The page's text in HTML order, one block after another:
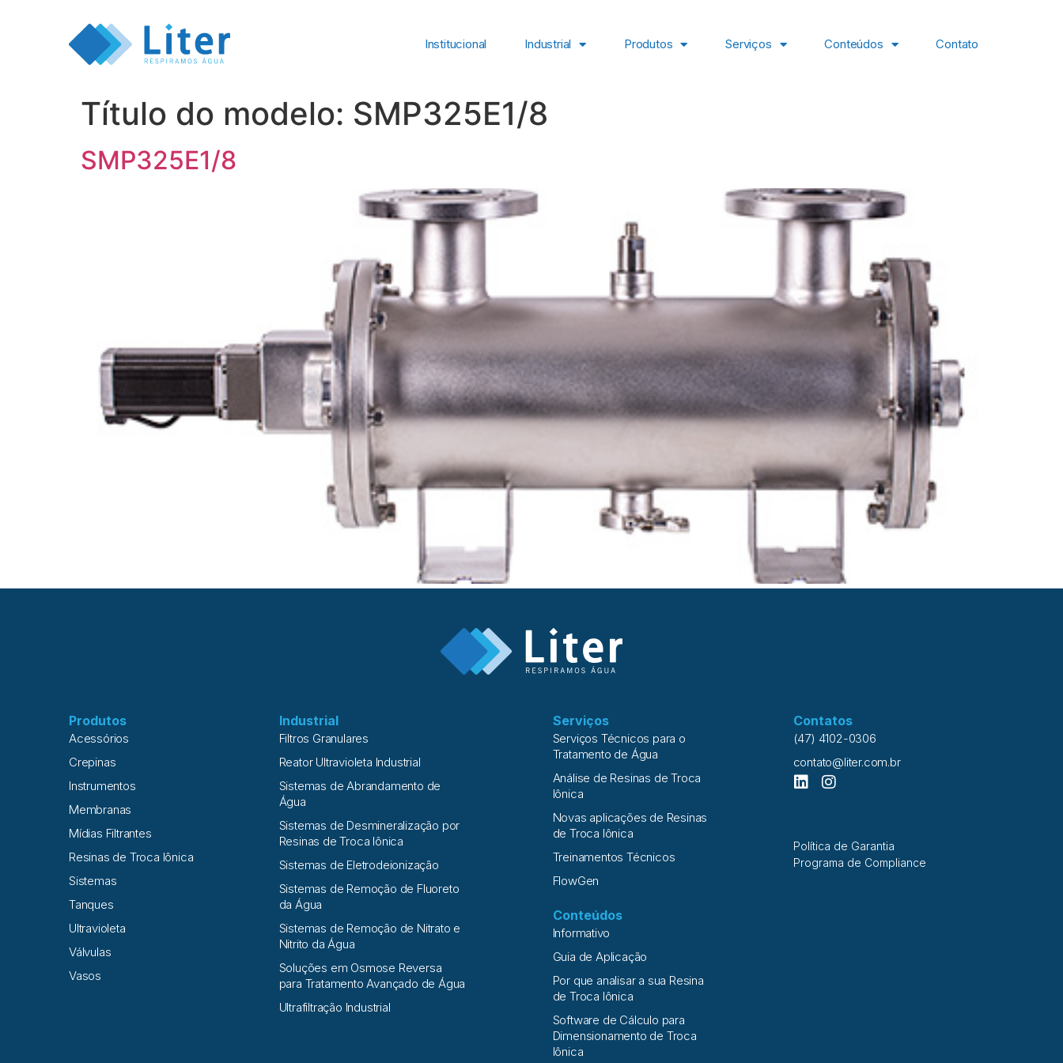
Institucional Industrial Produtos Serviços Conteúdos Contato
Título do modelo: SMP325E1/8
SMP325E1/8
Produtos
Acessórios
Crepinas
Instrumentos
Membranas
Mídias Filtrantes
Resinas de Troca Iônica
Sistemas
Tanques
Ultravioleta
Válvulas
Vasos
Industrial
Filtros Granulares
Reator Ultravioleta Industrial
Sistemas de Abrandamento de
Água
Sistemas de Desmineralização por
Resinas de Troca Iônica
Sistemas de Eletrodeionização
Sistemas de Remoção de Fluoreto
da Água
Sistemas de Remoção de Nitrato e
Nitrito da Água
Soluções em Osmose Reversa
para Tratamento Avançado de Água
Ultrafiltração Industrial
Serviços
Serviços Técnicos para o
Tratamento de Água
Análise de Resinas de Troca
Iônica
Novas aplicações de Resinas
de Troca Iônica
Treinamentos Técnicos
FlowGen
Conteúdos
Informativo
Guia de Aplicação
Por que analisar a sua Resina
de Troca Iônica
Software de Cálculo para
Dimensionamento de Troca
Iônica
Contatos
(47) 4102-0306
contato@liter.com.br
Política de Garantia
Programa de Compliance